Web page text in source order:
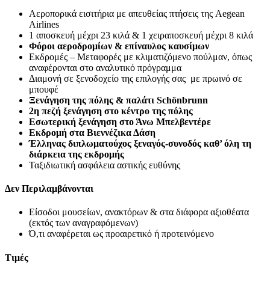
Αεροπορικά εισιτήρια με απευθείας πτήσεις της Aegean
Airlines
1 αποσκευή μέχρι 23 κιλά & 1 χειραποσκευή μέχρι 8 κιλά
Φόροι αεροδρομίων & επίναυλος καυσίμων
Εκδρομές – Μεταφορές με κλιματιζόμενο πούλμαν, όπως
αναφέρονται στο αναλυτικό πρόγραμμα
Διαμονή σε ξενοδοχείο της επιλογής σας με πρωινό σε
μπουφέ
Ξενάγηση της πόλης & παλάτι Schönbrunn
2η πεζή ξενάγηση στο κέντρο της πόλης
Εσωτερική ξενάγηση στο Άνω Μπελβεντέρε
Εκδρομή στα Βιεννέζικα Δάση
Έλληνας διπλωματούχος ξεναγός-συνοδός καθ’ όλη τη
διάρκεια της εκδρομής
Ταξιδιωτική ασφάλεια αστικής ευθύνης
Δεν Περιλαμβάνονται
Είσοδοι μουσείων, ανακτόρων & στα διάφορα αξιοθέατα
(εκτός των αναγραφόμενων)
Ό,τι αναφέρεται ως προαιρετικό ή προτεινόμενο
Τιμές